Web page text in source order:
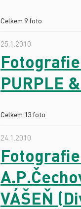
Celkem 9 foto
25.1.2010
PURPLE
Celkem 13 foto
24.1.2010
VÁŠEŇ